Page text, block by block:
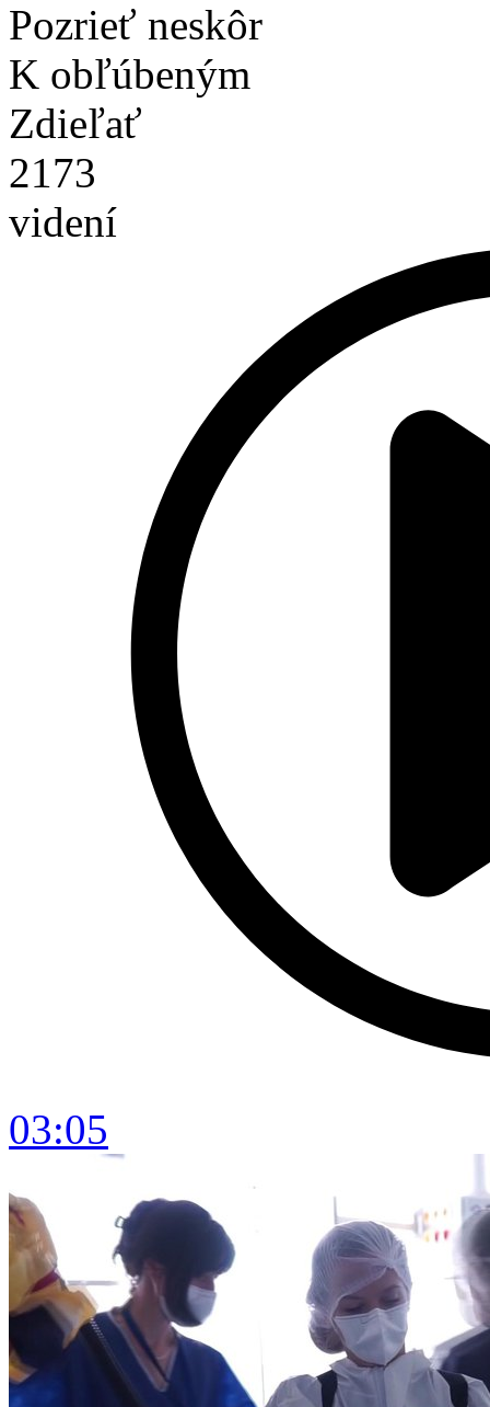
Pozrieť neskôr
K obľúbeným
Zdieľať
2173
videní
03:05